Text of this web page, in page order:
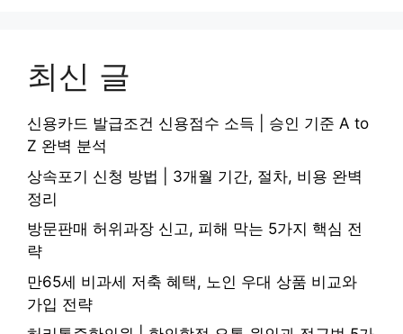
최신 글
신용카드 발급조건 신용점수 소득 | 승인 기준 A to
Z 완벽 분석
상속포기 신청 방법 | 3개월 기간, 절차, 비용 완벽
정리
방문판매 허위과장 신고, 피해 막는 5가지 핵심 전
략
만65세 비과세 저축 혜택, 노인 우대 상품 비교와
가입 전략